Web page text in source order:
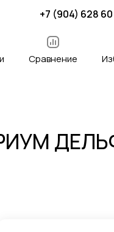
+7 (904) 628 60
Сравнение